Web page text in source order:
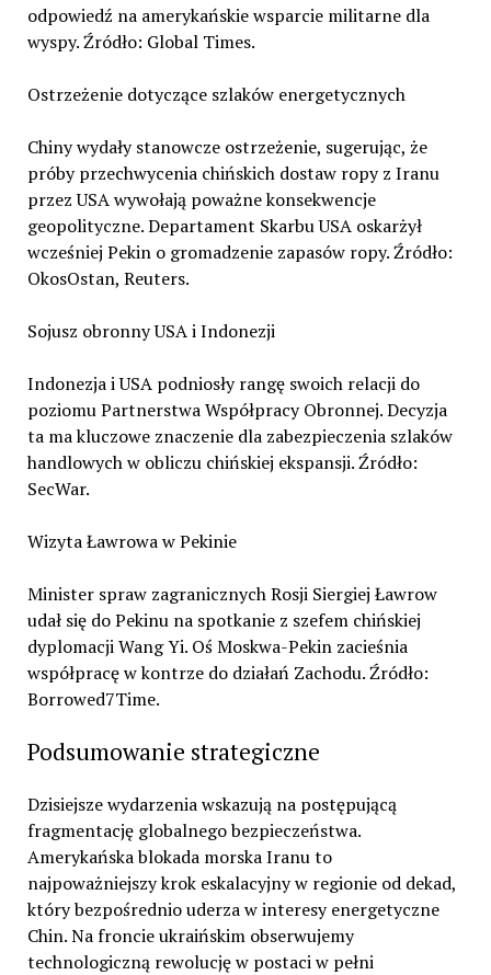
odpowiedź na amerykańskie wsparcie militarne dla
wyspy. Źródło: Global Times.
Ostrzeżenie dotyczące szlaków energetycznych
Chiny wydały stanowcze ostrzeżenie, sugerując, że
próby przechwycenia chińskich dostaw ropy z Iranu
przez USA wywołają poważne konsekwencje
geopolityczne. Departament Skarbu USA oskarżył
wcześniej Pekin o gromadzenie zapasów ropy. Źródło:
OkosOstan, Reuters.
Sojusz obronny USA i Indonezji
Indonezja i USA podniosły rangę swoich relacji do
poziomu Partnerstwa Współpracy Obronnej. Decyzja
ta ma kluczowe znaczenie dla zabezpieczenia szlaków
handlowych w obliczu chińskiej ekspansji. Źródło:
SecWar.
Wizyta Ławrowa w Pekinie
Minister spraw zagranicznych Rosji Siergiej Ławrow
udał się do Pekinu na spotkanie z szefem chińskiej
dyplomacji Wang Yi. Oś Moskwa-Pekin zacieśnia
współpracę w kontrze do działań Zachodu. Źródło:
Borrowed7Time.
Podsumowanie strategiczne
Dzisiejsze wydarzenia wskazują na postępującą
fragmentację globalnego bezpieczeństwa.
Amerykańska blokada morska Iranu to
najpoważniejszy krok eskalacyjny w regionie od dekad,
który bezpośrednio uderza w interesy energetyczne
Chin. Na froncie ukraińskim obserwujemy
technologiczną rewolucję w postaci w pełni